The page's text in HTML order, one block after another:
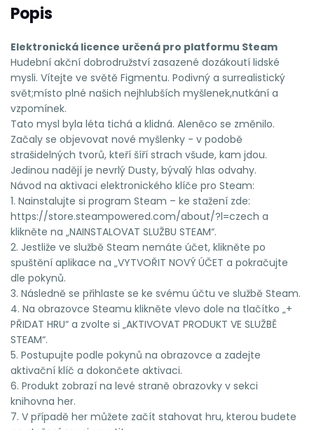
Popis
Elektronická licence určená pro platformu Steam
Hudební akční dobrodružství zasazené dozákoutí lidské
mysli. Vítejte ve světě Figmentu. Podivný a surrealistický
svět;místo plné našich nejhlubších myšlenek,nutkání a
vzpomínek.
Tato mysl byla léta tichá a klidná. Aleněco se změnilo.
Začaly se objevovat nové myšlenky - v podobě
strašidelných tvorů, kteří šíří strach všude, kam jdou.
Jedinou nadějí je nevrlý Dusty, bývalý hlas odvahy.
Návod na aktivaci elektronického klíče pro Steam:
1. Nainstalujte si program Steam – ke stažení zde:
https://store.steampowered.com/about/?l=czech a
klikněte na „NAINSTALOVAT SLUŽBU STEAM“.
2. Jestliže ve službě Steam nemáte účet, klikněte po
spuštění aplikace na „VYTVOŘIT NOVÝ ÚČET a pokračujte
dle pokynů.
3. Následně se přihlaste se ke svému účtu ve službě Steam.
4. Na obrazovce Steamu klikněte vlevo dole na tlačítko „+
PŘIDAT HRU“ a zvolte si „AKTIVOVAT PRODUKT VE SLUŽBĚ
STEAM“.
5. Postupujte podle pokynů na obrazovce a zadejte
aktivační klíč a dokončete aktivaci.
6. Produkt zobrazí na levé straně obrazovky v sekci
knihovna her.
7. V případě her můžete začít stahovat hru, kterou budete